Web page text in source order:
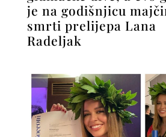
je na godišnjicu
smrti prelijepa Lana
Radeljak